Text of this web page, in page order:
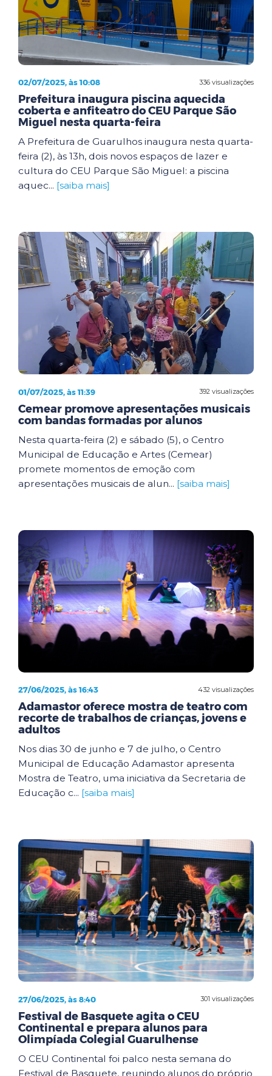
336 visualizações
02/07/2025, às 10:08
Prefeitura inaugura piscina aquecida
coberta e anfiteatro do CEU Parque São
Miguel nesta quarta-feira
A Prefeitura de Guarulhos inaugura nesta quarta-
feira (2), às 13h, dois novos espaços de lazer e
cultura do CEU Parque São Miguel: a piscina
aquec... [saiba mais]
392 visualizações
01/07/2025, às 11:39
Cemear promove apresentações musicais
com bandas formadas por alunos
Nesta quarta-feira (2) e sábado (5), o Centro
Municipal de Educação e Artes (Cemear)
promete momentos de emoção com
apresentações musicais de alun... [saiba mais]
432 visualizações
27/06/2025, às 16:43
Adamastor oferece mostra de teatro com
recorte de trabalhos de crianças, jovens e
adultos
Nos dias 30 de junho e 7 de julho, o Centro
Municipal de Educação Adamastor apresenta
Mostra de Teatro, uma iniciativa da Secretaria de
Educação c... [saiba mais]
301 visualizações
27/06/2025, às 8:40
Festival de Basquete agita o CEU
Continental e prepara alunos para
Olimpíada Colegial Guarulhense
O CEU Continental foi palco nesta semana do
Festival de Basquete, reunindo alunos do próprio